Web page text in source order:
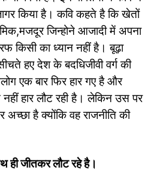
किया है। कवि कहते है कि खेतों
जिन्होने आजादी में अपना
किसी का ध्यान नहीं है। बूढ़ा
हए देश के बदधिजीवी वर्ग की
एक बार फिर हार गए है और
हार लौट रही है। लेकिन उस पर
अच्छा है क्योंकि वह राजनीति की
ही जीतकर लौट रहे है।